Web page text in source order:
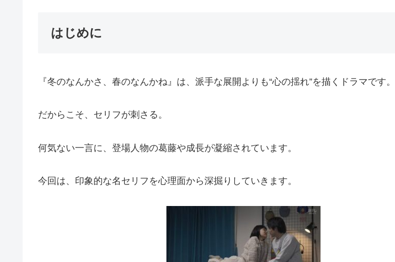
はじめに
『冬のなんかさ、春のなんかね』は、派手な展開よりも“心の揺れ”を描くドラマです。
だからこそ、セリフが刺さる。
何気ない一言に、登場人物の葛藤や成長が凝縮されています。
今回は、印象的な名セリフを心理面から深掘りしていきます。